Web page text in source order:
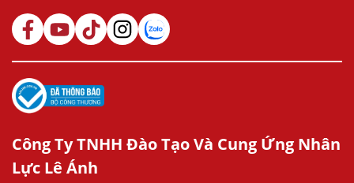
Công Ty TNHH Đào Tạo Và Cung Ứng Nhân
Lực Lê Ánh